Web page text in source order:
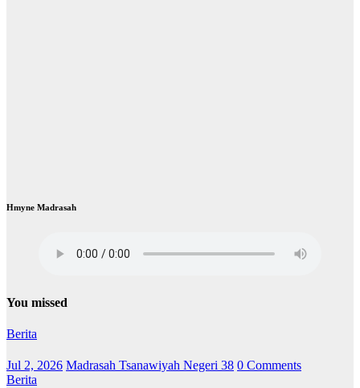
Hmyne Madrasah
You missed
Berita
Jul 2, 2026 Madrasah Tsanawiyah Negeri 38 0 Comments
Berita